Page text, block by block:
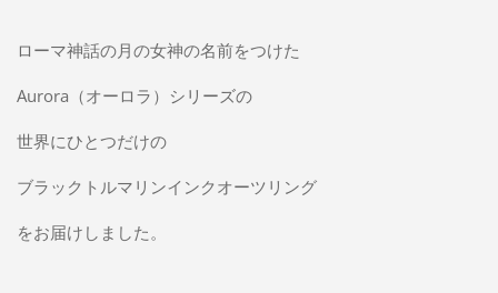
ローマ神話の月の女神の名前をつけた
Aurora（オーロラ） シリーズの
世界にひとつだけの
ブラックトルマリンインクオーツリング
をお届けしました。